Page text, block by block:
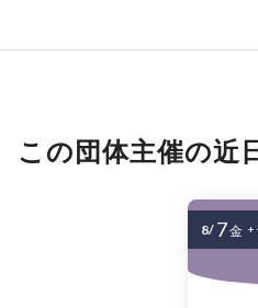
この団体主催の近
8/ 7金 +